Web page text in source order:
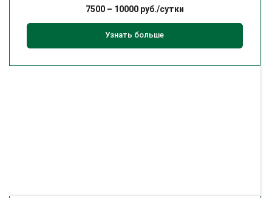
7500– 10000руб./сутки
Узнать больше